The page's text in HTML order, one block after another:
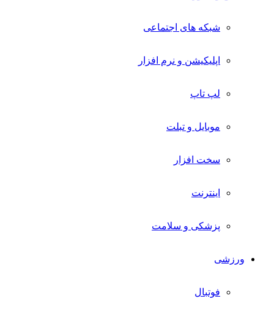
شبکه های اجتماعی
اپلیکیشن و نرم افزار
لپ تاپ
موبایل و تبلت
سخت افزار
اینترنت
پزشکی و سلامت
ورزشی
فوتبال